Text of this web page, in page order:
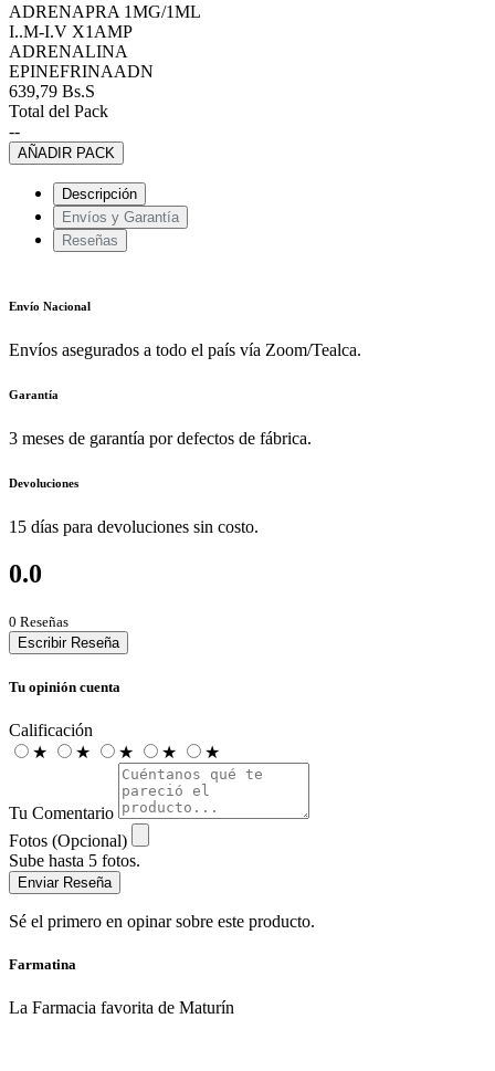
ADRENAPRA 1MG/1ML
I..M-I.V X1AMP
ADRENALINA
EPINEFRINAADN
639,79 Bs.S
Total del Pack
--
AÑADIR PACK
Descripción
Envíos y Garantía
Reseñas
Envío Nacional
Envíos asegurados a todo el país vía Zoom/Tealca.
Garantía
3 meses de garantía por defectos de fábrica.
Devoluciones
15 días para devoluciones sin costo.
0.0
0 Reseñas
Escribir Reseña
Tu opinión cuenta
Calificación
★
★ ★ ★ ★
Tu Comentario
Fotos (Opcional)
Sube hasta 5 fotos.
Enviar Reseña
Sé el primero en opinar sobre este producto.
Farmatina
La Farmacia favorita de Maturín